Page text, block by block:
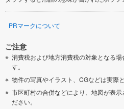
PRマークについて
ご注意
消費税および地方消費税の対象となる
す。
物件の写真やイラスト、CGなどは実際
市区町村の合併などにより、地図が表
ださい。